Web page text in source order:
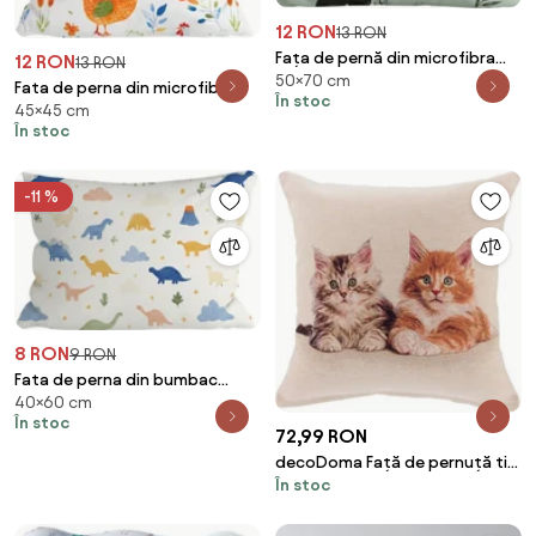
12 RON13 RON
Fata de perna din microfibra
HENRIETTA 45x45 cm, colorat
45×45 cm
În stoc
12 RON13 RON
Fața de pernă din microfibra
PANDA RELAX 50x70 cm,
mentolat
50×70 cm
În stoc
-11 %
8 RON9 RON
Fata de perna din bumbac
DINOROO 40x60 cm, colorat
40×60 cm
În stoc
72,99 RON
decoDoma Față de pernuță tip
goblen PISOI 45 x 45 cm
În stoc